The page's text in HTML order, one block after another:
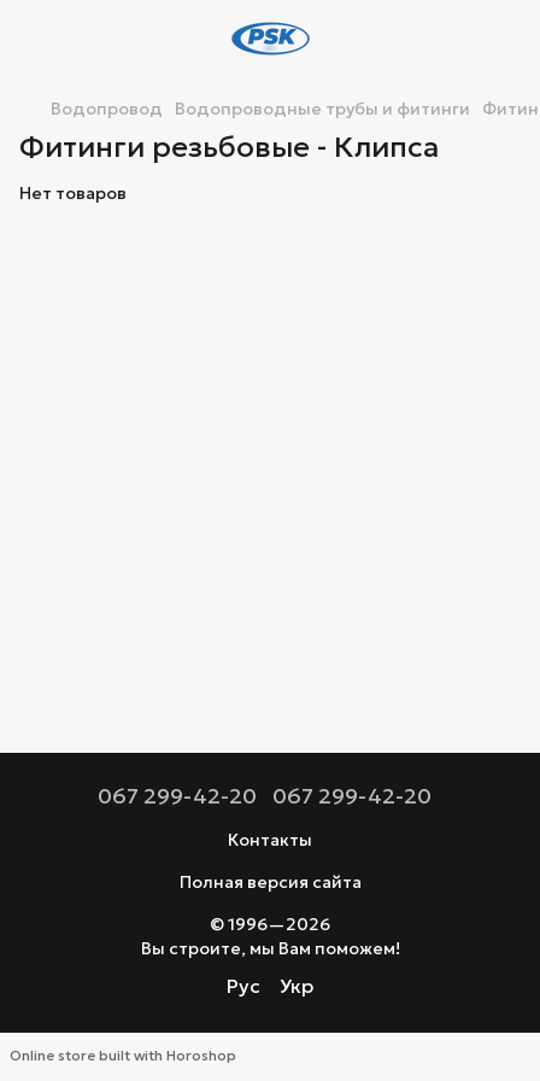
Водопровод Водопроводные трубы и фитинги
Фитинги резьбовые - Клипса
Нет товаров
067 299-42-20 067 299-42-20
Контакты
Полная версия сайта
© 1996—2026
Вы строите, мы Вам поможем!
Рус Укр
Online store built with Horoshop